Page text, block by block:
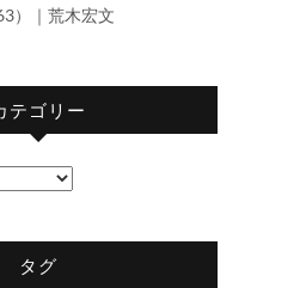
）｜荒木宏文
テゴリー
タグ